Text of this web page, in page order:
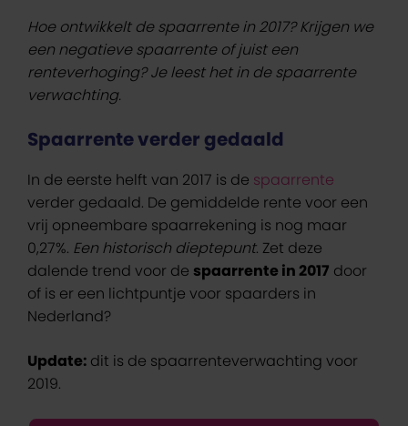
Hoe ontwikkelt de spaarrente in 2017? Krijgen we
een negatieve spaarrente of juist een
renteverhoging? Je leest het in de spaarrente
verwachting.
Spaarrente verder gedaald
In de eerste helft van 2017 is de spaarrente
verder gedaald. De gemiddelde rente voor een
vrij opneembare spaarrekening is nog maar
0,27%. Een historisch dieptepunt. Zet deze
dalende trend voor de spaarrente in 2017 door
of is er een lichtpuntje voor spaarders in
Nederland?
Update: dit is de spaarrenteverwachting voor
2019.